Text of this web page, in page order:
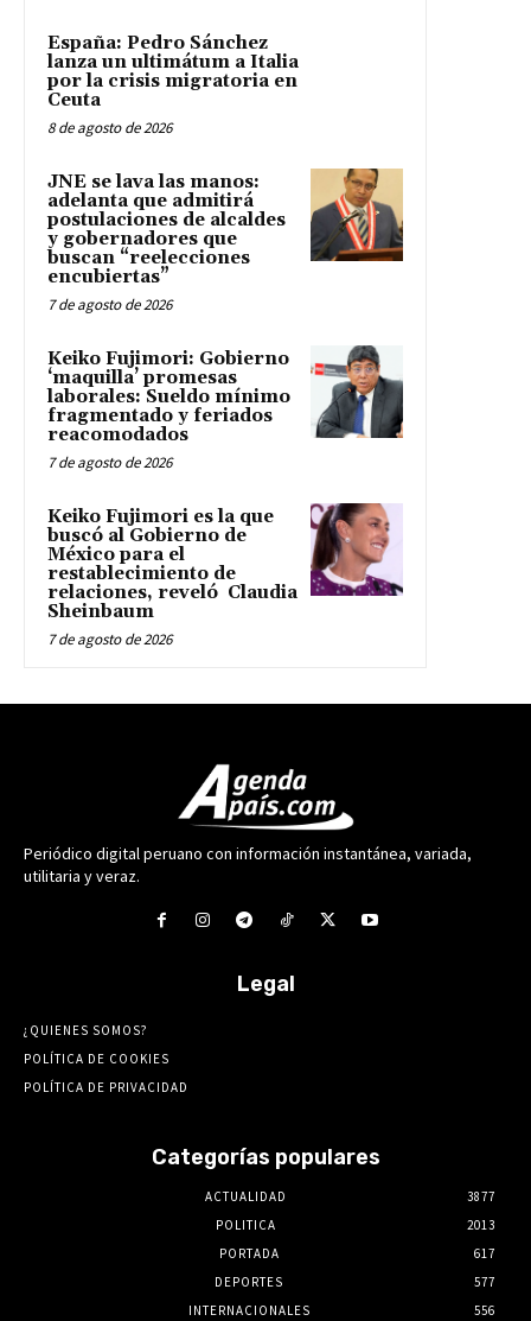
España: Pedro Sánchez
lanza un ultimátum a Italia
por la crisis migratoria en
Ceuta
8 de agosto de 2026
JNE se lava las manos:
adelanta que admitirá
postulaciones de alcaldes
y gobernadores que
buscan “reelecciones
encubiertas”
7 de agosto de 2026
Keiko Fujimori: Gobierno
‘maquilla’ promesas
laborales: Sueldo mínimo
fragmentado y feriados
reacomodados
7 de agosto de 2026
Keiko Fujimori es la que
buscó al Gobierno de
México para el
restablecimiento de
relaciones, reveló Claudia
Sheinbaum
7 de agosto de 2026
Periódico digital peruano con información instantánea, variada,
utilitaria y veraz.
Legal
¿QUIENES SOMOS?
POLÍTICA DE COOKIES
POLÍTICA DE PRIVACIDAD
Categorías populares
ACTUALIDAD
3877
POLITICA
2013
PORTADA
617
DEPORTES
577
INTERNACIONALES
556